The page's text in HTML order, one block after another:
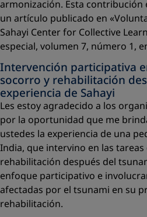
armonización. Esta
un artículo publicado en
Sahayi Center for Collective
especial, volumen 7, número 1,
Intervención participativa
socorro y rehabilitación
experiencia de Sahayi
Les estoy agradecido a los
por la oportunidad que me
ustedes la experiencia de una
India, que intervino en las
rehabilitación después del
enfoque participativo e
afectadas por el tsunami en su
rehabilitación.